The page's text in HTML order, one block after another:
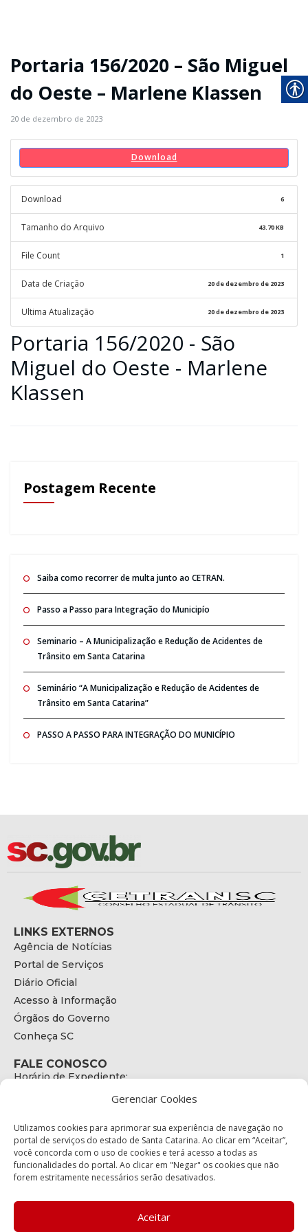
Gerenciar Cookies
Utilizamos cookies para aprimorar sua experiência de navegação no
portal de serviços do estado de Santa Catarina. Ao clicar em “Aceitar”,
você concorda com o uso de cookies e terá acesso a todas as
funcionalidades do portal. Ao clicar em "Negar" os cookies que não
forem estritamente necessários serão desativados.
Aceitar
Portaria 156/2020 – São Miguel
do Oeste – Marlene Klassen
20 de dezembro de 2023
Download
Download 6
Tamanho do Arquivo 43.70 KB
File Count 1
Data de Criação 20 de dezembro de 2023
Ultima Atualização 20 de dezembro de 2023
Portaria 156/2020 - São
Miguel do Oeste - Marlene
Klassen
Postagem Recente
Saiba como recorrer de multa junto ao CETRAN.
Passo a Passo para Integração do Municipío
Seminario – A Municipalização e Redução de Acidentes de
Trânsito em Santa Catarina
Seminário “A Municipalização e Redução de Acidentes de
Trânsito em Santa Catarina”
PASSO A PASSO PARA INTEGRAÇÃO DO MUNICÍPIO
LINKS EXTERNOS
Agência de Notícias
Portal de Serviços
Diário Oficial
Acesso à Informação
Órgãos do Governo
Conheça SC
FALE CONOSCO
Horário de Expediente:
E-mail:
secretariaexecutiva@cetran.sc.gov.br
ENDEREÇO
Endereço:
Bairro:
Coqueiros, Florianópolis SC